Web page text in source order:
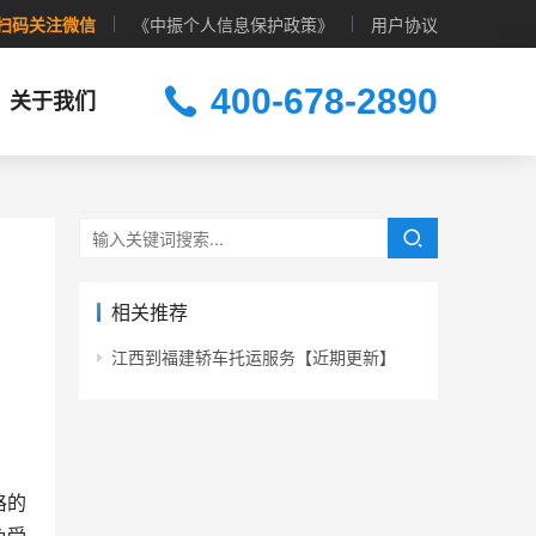
码关注微信 《中振个人信息保护政策》 用户协议
关于我们 400-678-2890
的
相关推荐
江西到福建轿车托运服务【近期更新】